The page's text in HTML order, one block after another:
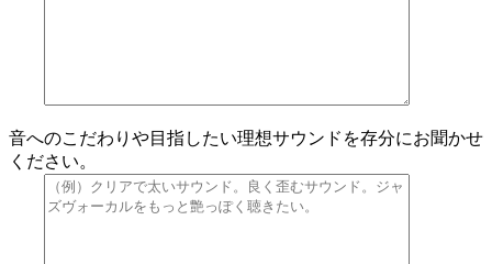
音へのこだわりや目指したい理想サウンドを存分にお聞かせ
ください。